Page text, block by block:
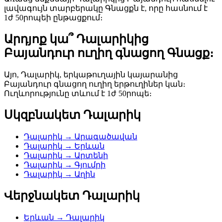
լավագույն տարբերակը Գնացքն է, որը հասնում է
1ժ 50րոպեի ընթացքում։
Արդյոք կա՞ Դալարիկից
Բայանդուր ուղիղ գնացող Գնացք։
Այո, Դալարիկ, երկաթուղային կայարանից
Բայանդուր գնացող ուղիղ երթուղիներ կան։
Ուղևորությունը տևում է 1ժ 50րոպե։
Սկզբնակետ Դալարիկ
Դալարիկ → Արագածավան
Դալարիկ → Երևան
Դալարիկ → Արտենի
Դալարիկ → Գյումրի
Դալարիկ → Աղին
Վերջնակետ Դալարիկ
Երևան → Դալարիկ